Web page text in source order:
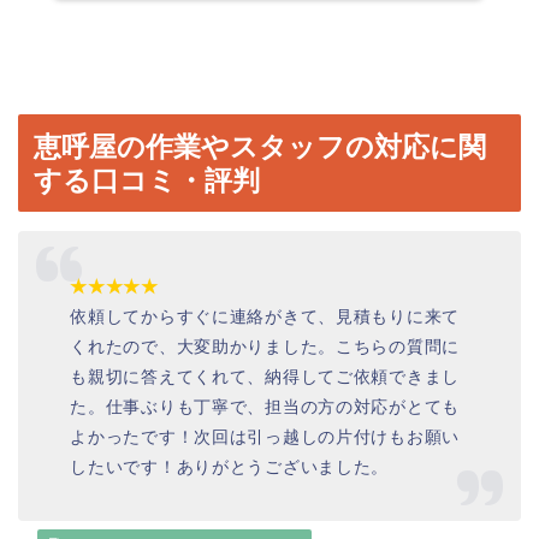
恵呼屋の作業やスタッフの対応に関
する口コミ・評判
★★★★★
依頼してからすぐに連絡がきて、見積もりに来て
くれたので、大変助かりました。こちらの質問に
も親切に答えてくれて、納得してご依頼できまし
た。仕事ぶりも丁寧で、担当の方の対応がとても
よかったです！次回は引っ越しの片付けもお願い
したいです！ありがとうございました。